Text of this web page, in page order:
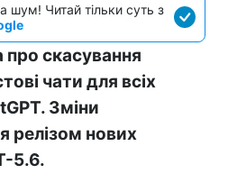
шум! Читай тільки суть з
про скасування
чати для всіх
Зміни
релізом нових
5.6.